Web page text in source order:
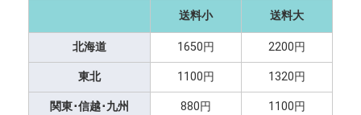
送料小
送料大
北海道 1650円 2200円
東北 1100円 1320円
関東･信越･九州 880円 1100円